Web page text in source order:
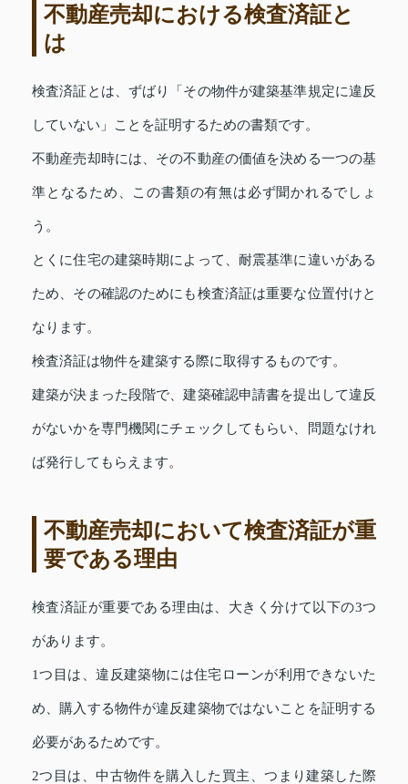
不動産売却における検査済証と
は
検査済証とは、ずばり「その物件が建築基準規定に違反
していない」ことを証明するための書類です。
不動産売却時には、その不動産の価値を決める一つの基
準となるため、この書類の有無は必ず聞かれるでしょ
う。
とくに住宅の建築時期によって、耐震基準に違いがある
ため、その確認のためにも検査済証は重要な位置付けと
なります。
検査済証は物件を建築する際に取得するものです。
建築が決まった段階で、建築確認申請書を提出して違反
がないかを専門機関にチェックしてもらい、問題なけれ
ば発行してもらえます。
不動産売却において検査済証が重
要である理由
検査済証が重要である理由は、大きく分けて以下の3つ
があります。
1つ目は、違反建築物には住宅ローンが利用できないた
め、購入する物件が違反建築物ではないことを証明する
必要があるためです。
2つ目は、中古物件を購入した買主、つまり建築した際